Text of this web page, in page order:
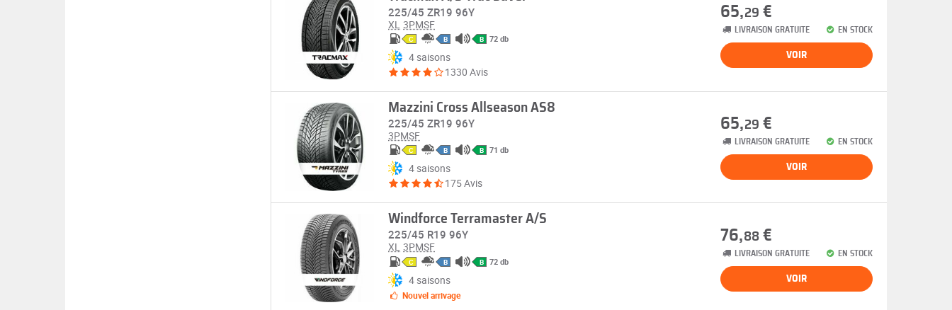
225/45 ZR19 96Y
XL 3PMSF
C B B 72 db
4 saisons
1330 Avis
65,29 €
LIVRAISON GRATUITE EN STOCK
VOIR
Mazzini Cross Allseason AS8
225/45 ZR19 96Y
3PMSF
C B B 71 db
4 saisons
175 Avis
65,29 €
LIVRAISON GRATUITE EN STOCK
VOIR
Windforce Terramaster A/S
225/45 R19 96Y
XL 3PMSF
C B B 72 db
4 saisons
Nouvel arrivage
76,88 €
LIVRAISON GRATUITE EN STOCK
VOIR